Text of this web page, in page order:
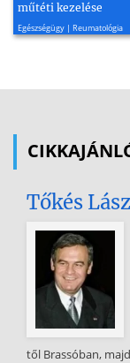
műtéti kezelése
Egészségügy | Reumatológia
2011, 48 oldal
Tőkés
től Brassóban,